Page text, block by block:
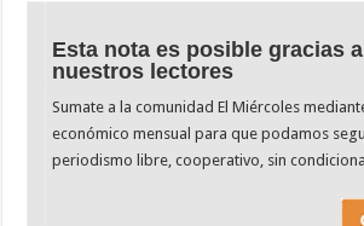
Esta nota es posible gracias
nuestros lectores
Sumate a la comunidad El Miércoles
económico mensual para que podamos
periodismo libre, cooperativo, sin